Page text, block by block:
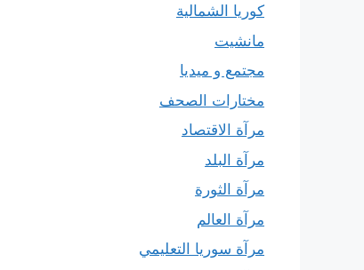
كوريا الشمالية
مانشيت
مجتمع و ميديا
مختارات الصحف
مرآة الاقتصاد
مرآة البلد
مرآة الثورة
مرآة العالم
مرآة سوريا التعليمي